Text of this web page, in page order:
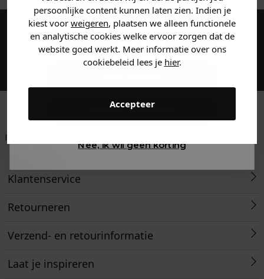
persoonlijke content kunnen laten zien. Indien je
kiest voor weigeren, plaatsen we alleen functionele
en analytische cookies welke ervoor zorgen dat de
website goed werkt. Meer informatie over ons
cookiebeleid lees je hier.
Accepteer
Maak een account aan en ontvang 5%
korting op je eerste bestelling!
Betaal achteraf met
is morgen in huis!*
ons met een 9,6!
Klantenservice
Retourneren
Verzend- en retourinformatie
Laat je inspireren
Heren kleding
Dames kleding
Gewoon rondkijken
Nee, ik wil geen korting